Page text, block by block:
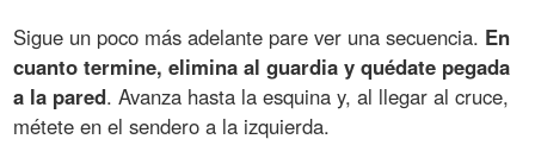
Sigue un poco más adelante pare ver una secuencia. En
cuanto termine, elimina al guardia y quédate pegada
a la pared. Avanza hasta la esquina y, al llegar al cruce,
métete en el sendero a la izquierda.